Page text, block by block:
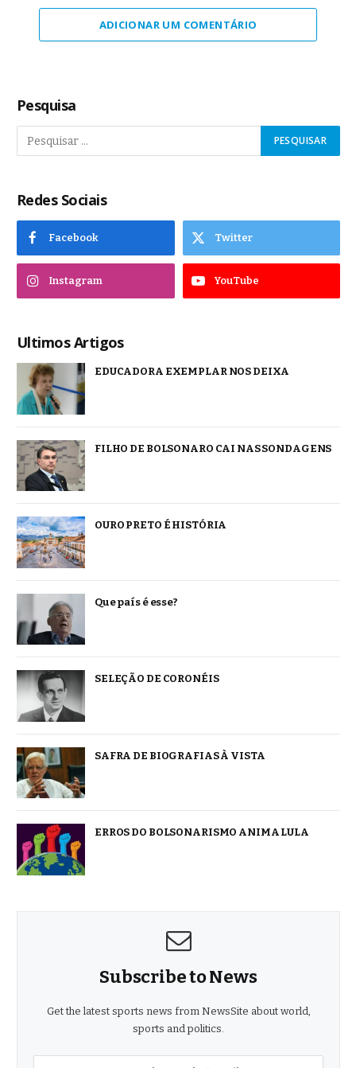
ADICIONAR UM COMENTÁRIO
Pesquisa
Redes Sociais
Facebook Twitter
Instagram YouTube
Ultimos Artigos
EDUCADORA EXEMPLAR NOS DEIXA
FILHO DE BOLSONARO CAI NAS SONDAGENS
OURO PRETO É HISTÓRIA
Que país é esse?
SELEÇÃO DE CORONÉIS
SAFRA DE BIOGRAFIAS À VISTA
ERROS DO BOLSONARISMO ANIMA LULA
Subscribe to News
Get the latest sports news from NewsSite about world,
sports and politics.